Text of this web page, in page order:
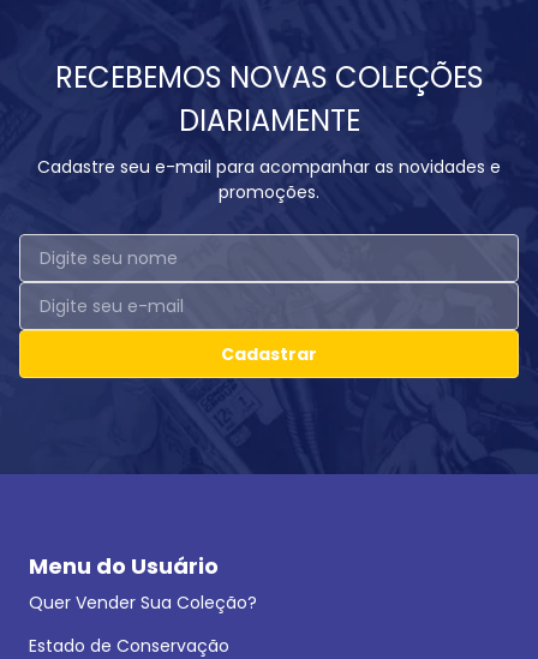
RECEBEMOS NOVAS COLEÇÕES
DIARIAMENTE
Cadastre seu e-mail para acompanhar as novidades e
promoções.
Cadastrar
Menu do Usuário
Quer Vender Sua Coleção?
Estado de Conservação